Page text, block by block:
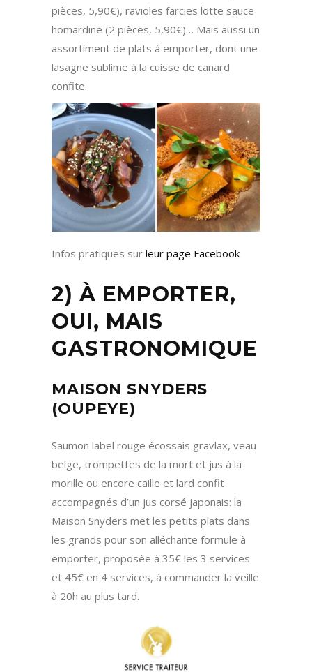
pièces, 5,90€), ravioles farcies lotte sauce
homardine (2 pièces, 5,90€)… Mais aussi un
assortiment de plats à emporter, dont une
lasagne sublime à la cuisse de canard
confite.
Infos pratiques sur leur page Facebook
2) À EMPORTER,
OUI, MAIS
GASTRONOMIQUE
MAISON SNYDERS
(OUPEYE)
Saumon label rouge écossais gravlax, veau
belge, trompettes de la mort et jus à la
morille ou encore caille et lard confit
accompagnés d’un jus corsé japonais: la
Maison Snyders met les petits plats dans
les grands pour son alléchante formule à
emporter, proposée à 35€ les 3 services
et 45€ en 4 services, à commander la veille
à 20h au plus tard.